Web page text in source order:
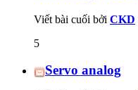
Viết bài cuối bởi CKD
5
Servo analog